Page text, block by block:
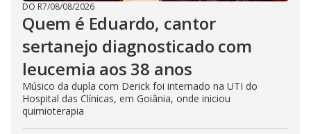
DO R7/08/08/2026
Quem é Eduardo, cantor
sertanejo diagnosticado com
leucemia aos 38 anos
Músico da dupla com Derick foi internado na UTI do
Hospital das Clínicas, em Goiânia, onde iniciou
quimioterapia